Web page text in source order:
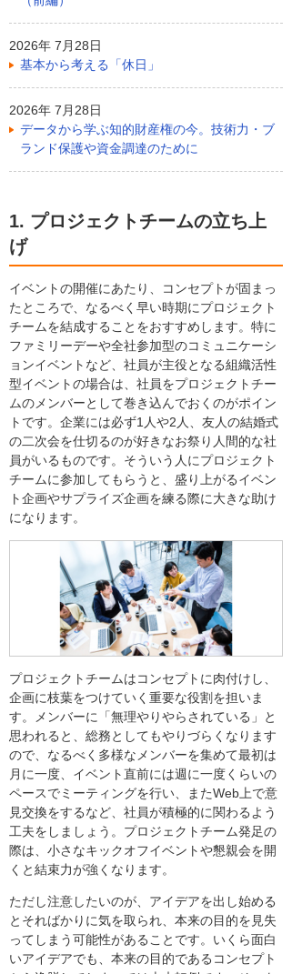
2026年 7月28日
基本から考える「休日」
2026年 7月28日
データから学ぶ知的財産権の今。技術力・ブ
ランド保護や資金調達のために
1. プロジェクトチームの立ち上
げ
イベントの開催にあたり、コンセプトが固まっ
たところで、なるべく早い時期にプロジェクト
チームを結成することをおすすめします。特に
ファミリーデーや全社参加型のコミュニケーシ
ョンイベントなど、社員が主役となる組織活性
型イベントの場合は、社員をプロジェクトチー
ムのメンバーとして巻き込んでおくのがポイン
トです。企業には必ず1人や2人、友人の結婚式
の二次会を仕切るのが好きなお祭り人間的な社
員がいるものです。そういう人にプロジェクト
チームに参加してもらうと、盛り上がるイベン
ト企画やサプライズ企画を練る際に大きな助け
になります。
プロジェクトチームはコンセプトに肉付けし、
企画に枝葉をつけていく重要な役割を担いま
す。メンバーに「無理やりやらされている」と
思われると、総務としてもやりづらくなります
ので、なるべく多様なメンバーを集めて最初は
月に一度、イベント直前には週に一度くらいの
ペースでミーティングを行い、またWeb上で意
見交換をするなど、社員が積極的に関わるよう
工夫をしましょう。プロジェクトチーム発足の
際は、小さなキックオフイベントや懇親会を開
くと結束力が強くなります。
ただし注意したいのが、アイデアを出し始める
とそればかりに気を取られ、本来の目的を見失
ってしまう可能性があることです。いくら面白
いアイデアでも、本来の目的であるコンセプト